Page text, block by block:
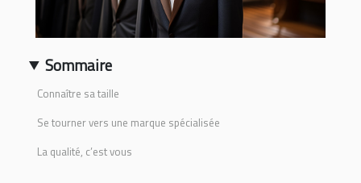
Sommaire
Connaître sa taille
Se tourner vers une marque spécialisée
La qualité, c’est vous